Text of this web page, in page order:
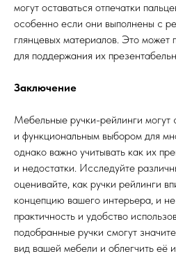
могут оставаться отпечатки
особенно если они выполнены с
глянцевых материалов. Это может
для поддержания их
Заключение
Мебельные ручки-рейлинги могут
и функциональным выбором для
однако важно учитывать как их
и недостатки. Исследуйте
оценивайте, как ручки рейлинги
концепцию вашего интерьера, и
практичность и удобство
подобранные ручки смогут
вид вашей мебели и облегчить её